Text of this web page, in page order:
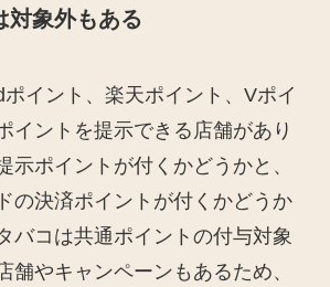
対象外もある
イント、楽天ポイント、Vポイ
イントを提示できる店舗があり
示ポイントが付くかどうかと、
の決済ポイントが付くかどうか
バコは共通ポイントの付与対象
舗やキャンペーンもあるため、